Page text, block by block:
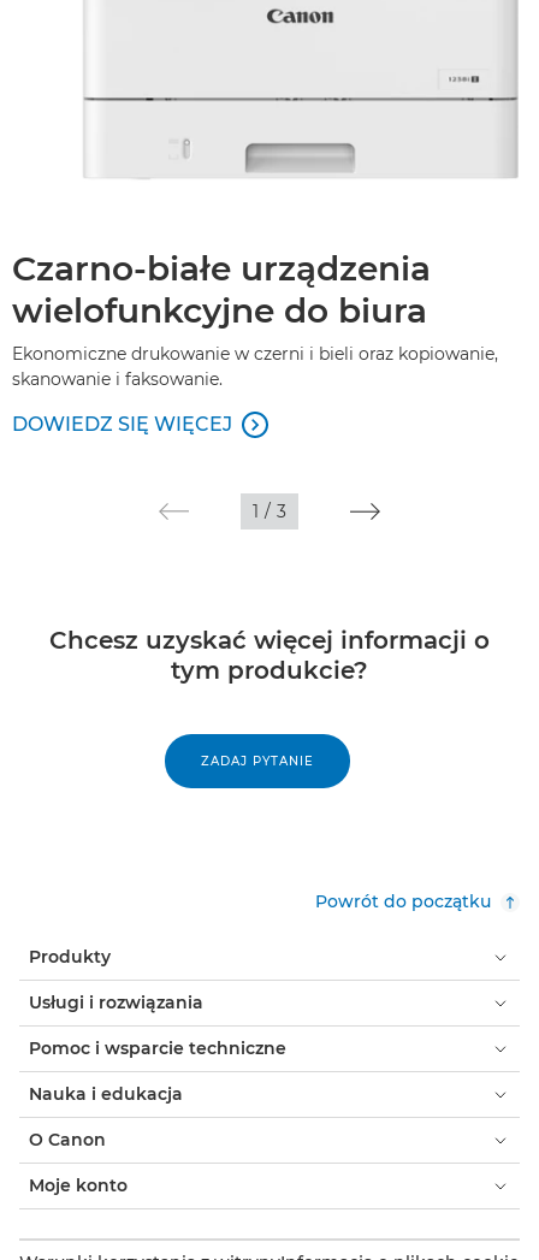
Czarno-białe urządzenia
wielofunkcyjne do biura
Ekonomiczne drukowanie w czerni i bieli oraz kopiowanie,
skanowanie i faksowanie.
DOWIEDZ SIĘ WIĘCEJ 
1 / 3
Chcesz uzyskać więcej informacji o
tym produkcie?
ZADAJ PYTANIE
Powrót do początku
Produkty
Usługi i rozwiązania
Pomoc i wsparcie techniczne
Nauka i edukacja
O Canon
Moje konto